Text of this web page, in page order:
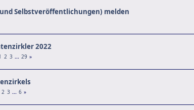
Selbstveröffentlichungen) melden
2022
2 3 ... 29
2 3 ... 6